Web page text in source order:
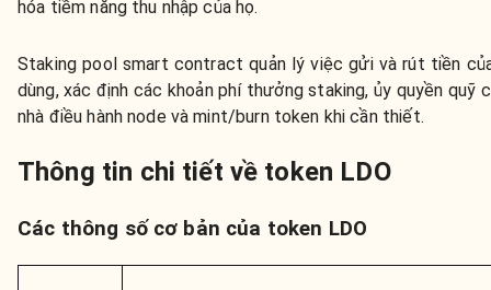
hóa tiềm năng thu nhập của họ.
Staking pool smart contract quản lý việc gửi và rút tiền
dùng, xác định các khoản phí thưởng staking, ủy quyền quỹ
nhà điều hành node và mint/burn token khi cần thiết.
Thông tin chi tiết về token LDO
Các thông số cơ bản của token LDO